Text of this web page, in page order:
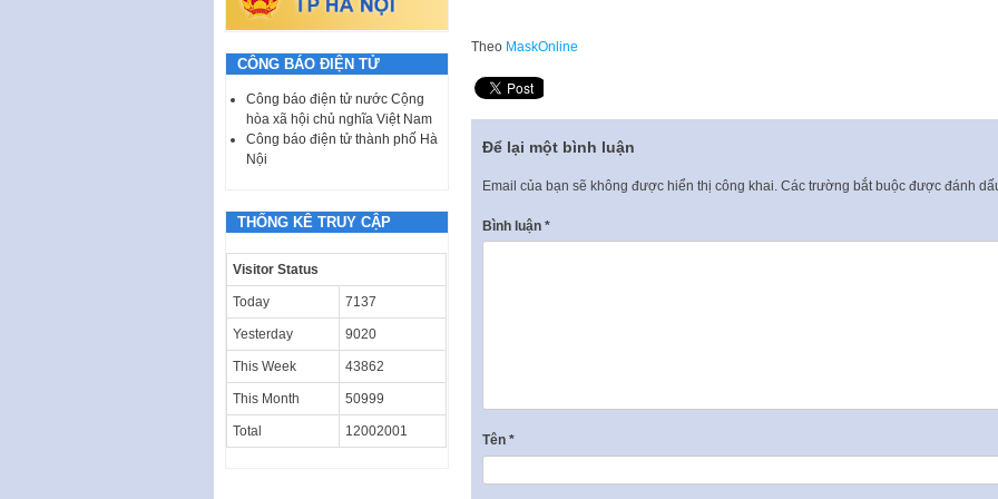
Theo MaskOnline
Để lại một bình luận
Email của bạn sẽ không được hiển thị công khai. Các trường bắt buộc được đánh
Bình luận *
Tên *
CÔNG BÁO ĐIỆN TỬ
Công báo điện tử nước Cộng
hòa xã hội chủ nghĩa Việt Nam
Công báo điện tử thành phố Hà
Nội
THỐNG KÊ TRUY CẬP
Visitor Status
Today 7137
Yesterday 9020
This Week 43862
This Month 50999
Total 12002001